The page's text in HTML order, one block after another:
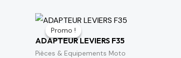
Promo !
Promo !
ADAPTEUR LEVIERS F35
Pièces & Equipements Moto
Le
prix
initial
était :
75 د.م..
Le
prix
actuel
est :
64 د.م..